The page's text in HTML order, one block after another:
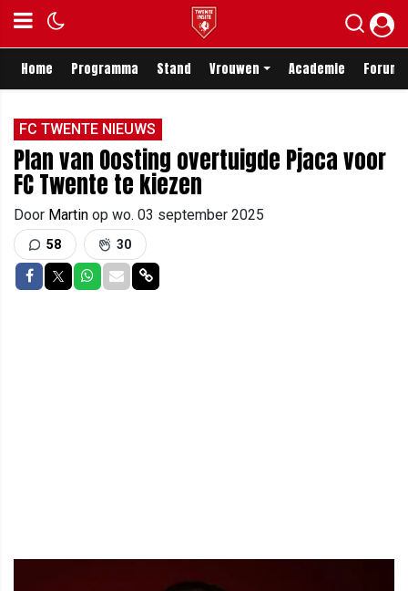
Home Programma Stand Vrouwen Academie Forum
FC TWENTE NIEUWS
Plan van Oosting overtuigde Pjaca voor
FC Twente te kiezen
Door Martin op wo. 03 september 2025
58 30
Delen op Facebook
Delen op Twitter
Delen op Whatsapp
Delen via Mail
Delen via link